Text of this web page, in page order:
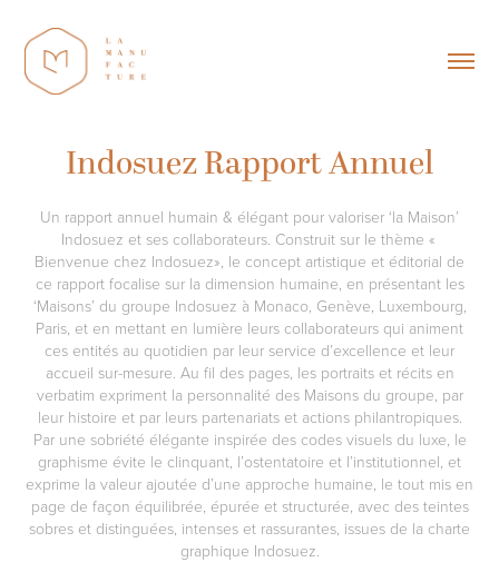
Indosuez Rapport Annuel
Un rapport annuel humain & élégant pour valoriser ‘la Maison’
Indosuez et ses collaborateurs. Construit sur le thème «
Bienvenue chez Indosuez», le concept artistique et éditorial de
ce rapport focalise sur la dimension humaine, en présentant les
‘Maisons’ du groupe Indosuez à Monaco, Genève, Luxembourg,
Paris, et en mettant en lumière leurs collaborateurs qui animent
ces entités au quotidien par leur service d’excellence et leur
accueil sur-mesure. Au fil des pages, les portraits et récits en
verbatim expriment la personnalité des Maisons du groupe, par
leur histoire et par leurs partenariats et actions philantropiques.
Par une sobriété élégante inspirée des codes visuels du luxe, le
graphisme évite le clinquant, l’ostentatoire et l’institutionnel, et
exprime la valeur ajoutée d’une approche humaine, le tout mis en
page de façon équilibrée, épurée et structurée, avec des teintes
sobres et distinguées, intenses et rassurantes, issues de la charte
graphique Indosuez.